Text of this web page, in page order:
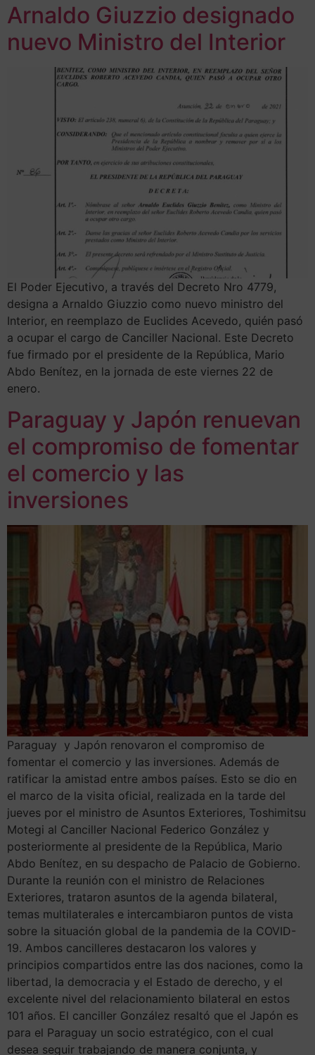
Arnaldo Giuzzio designado
nuevo Ministro del Interior
El Poder Ejecutivo, a través del Decreto Nro 4779,
designa a Arnaldo Giuzzio como nuevo ministro del
Interior, en reemplazo de Euclides Acevedo, quién pasó
a ocupar el cargo de Canciller Nacional. Este Decreto
fue firmado por el presidente de la República, Mario
Abdo Benítez, en la jornada de este viernes 22 de
enero.
Paraguay y Japón renuevan
el compromiso de fomentar
el comercio y las
inversiones
Paraguay y Japón renovaron el compromiso de
fomentar el comercio y las inversiones. Además de
ratificar la amistad entre ambos países. Esto se dio en
el marco de la visita oficial, realizada en la tarde del
jueves por el ministro de Asuntos Exteriores, Toshimitsu
Motegi al Canciller Nacional Federico González y
posteriormente al presidente de la República, Mario
Abdo Benítez, en su despacho de Palacio de Gobierno.
Durante la reunión con el ministro de Relaciones
Exteriores, trataron asuntos de la agenda bilateral,
temas multilaterales e intercambiaron puntos de vista
sobre la situación global de la pandemia de la COVID-
19. Ambos cancilleres destacaron los valores y
principios compartidos entre las dos naciones, como la
libertad, la democracia y el Estado de derecho, y el
excelente nivel del relacionamiento bilateral en estos
101 años. El canciller González resaltó que el Japón es
para el Paraguay un socio estratégico, con el cual
desea seguir trabajando de manera conjunta, y